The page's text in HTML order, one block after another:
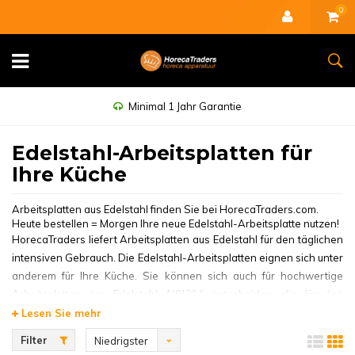
0
Minimal 1 Jahr Garantie
Edelstahl-Arbeitsplatten für
Ihre Küche
Arbeitsplatten aus Edelstahl finden Sie bei HorecaTraders.com.
Heute bestellen = Morgen Ihre neue Edelstahl-Arbeitsplatte nutzen!
HorecaTraders liefert Arbeitsplatten aus Edelstahl für den täglichen
intensiven Gebrauch. Die Edelstahl-Arbeitsplatten eignen sich unter
anderem für Ihre Küche. Sie können sich auch für hochwertige
Arbeitsplatten aus Edelstahl AISI304 entscheiden, die für den
Einsatz in Laboren geeignet sind. Das Edelstahlmaterial der
Combisteel-Arbeitsplatten garantiert eine langlebige und
dauerhafte Nutzung.
Lesen Sie mehr
Filter
Niedrigster